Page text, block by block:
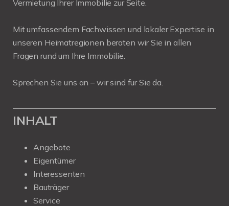
Vermietung Ihrer Immobilie zur Seite.
Mit umfassendem Fachwissen und lokaler Expertise in
unseren Heimatregionen beraten wir Sie in allen
Fragen rund um Ihre Immobilie.
Sprechen Sie uns an – wir sind für Sie da.
INHALT
Angebote
Eigentümer
Interessenten
Bauträger
Service